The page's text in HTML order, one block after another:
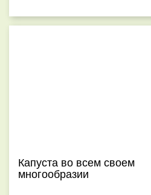
Капуста во всем своем
многообразии